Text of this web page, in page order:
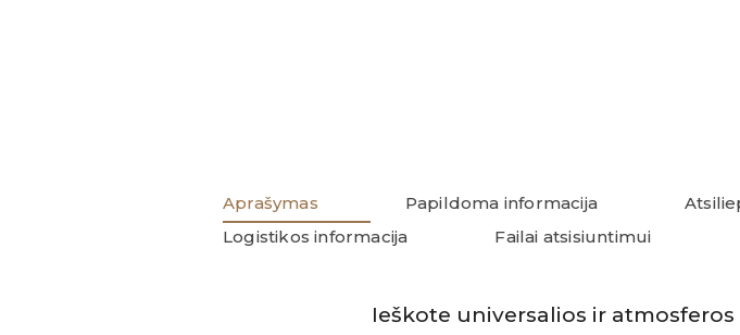
Aprašymas Papildoma informacija
Logistikos informacija
Failai atsisiuntimui
Ieškote universalios ir